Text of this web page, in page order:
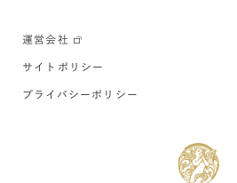
運営会社
サイトポリシー
プライバシーポリシー